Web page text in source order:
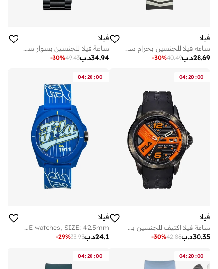
فيلا
ساعة فيلا للجنسين بحزام سيليكون أسود، مقاس 43 مم
د.ب28.69
40.49
-30%
فيلا
ساعة فيلا للجنسين بسوار ستانلس ستيل ومينا أسود 38-865-004 مقاس 45 مم
د.ب34.94
49.43
-30%
04:20 :00
فيلا
ساعة فيلا اكتيف للجنسين بعقارب، هيكل أسود من خليط معدني، مينا أسود/برتقالي، سوار سيليكون أسود، 38-170-203، مقاس 43 مم
د.ب30.35
42.88
-30%
04:20 :00
فيلا
FILA ADULT 38-330-006 ANALOGUE watches, SIZE: 42.5mm
د.ب24.1
33.93
-29%
04:20 :00
04:20 :00